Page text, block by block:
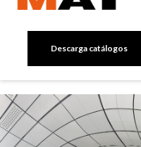
Descarga catálogos